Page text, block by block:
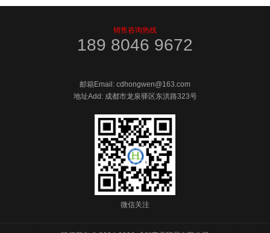
投入使用呢？游泳馆的清洁工作对于清洁人员来说往往
销售咨询热线
189 8046 9672
邮箱Email: cdhongwen@163.com
地址Add: 成都市龙泉驿区东洪路323号
微信关注